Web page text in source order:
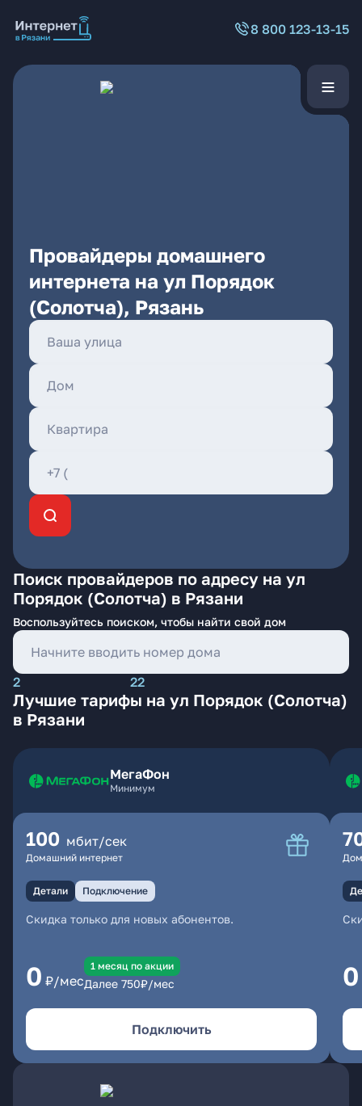
8 800 123-13-15
Провайдеры домашнего
интернета на ул Порядок
(Солотча), Рязань
Поиск провайдеров по адресу на ул
Порядок (Солотча) в Рязани
Воспользуйтесь поиском, чтобы найти свой дом
2 22
Лучшие тарифы на ул Порядок (Солотча)
в Рязани
МегаФон
Минимум
100 мбит/сек
Домашний интернет
Детали Подключение
Скидка только для новых абонентов.
0 ₽/мес
1 месяц по акции
Далее 750₽/мес
Подключить
0